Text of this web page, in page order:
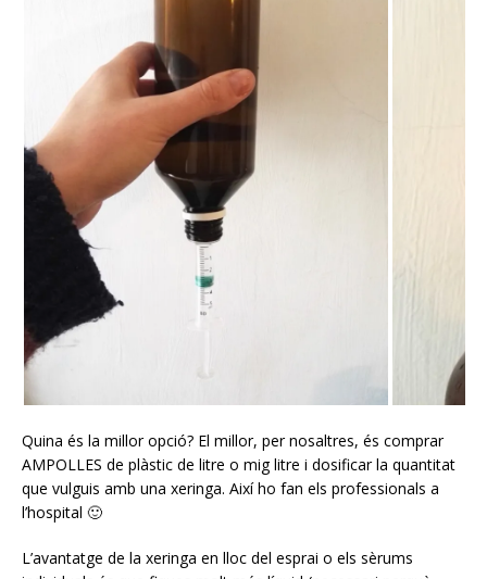
Quina és la millor opció? El millor, per nosaltres, és comprar
AMPOLLES de plàstic de litre o mig litre i dosificar la quantitat
que vulguis amb una xeringa. Així ho fan els professionals a
l’hospital 🙂
L’avantatge de la xeringa en lloc del esprai o els sèrums